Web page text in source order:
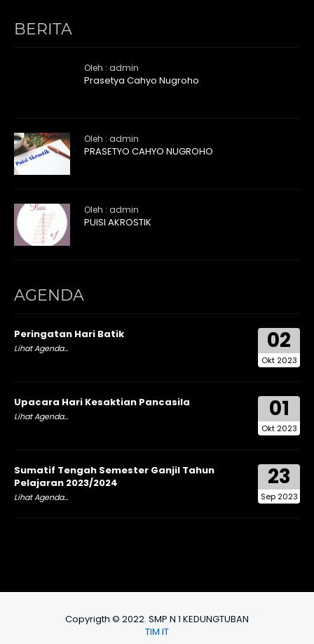
BERITA
Oleh : admin
Prasetya Cahyo Nugroho
Oleh : admin
PRASETYO CAHYO NUGROHO
Oleh : admin
PUISI AKROSTIK
AGENDA
02
Okt 2023
Peringatan Hari Batik
Lihat Agenda...
01
Okt 2023
Upacara Hari Kesaktian Pancasila
Lihat Agenda...
23
Sep 2023
Sumatif Tengah Semester Ganjil Tahun
Pelajaran 2023/2024
Lihat Agenda...
Copyrigth © 2022. SMP N 1 KEDUNGTUBAN
TIM IT